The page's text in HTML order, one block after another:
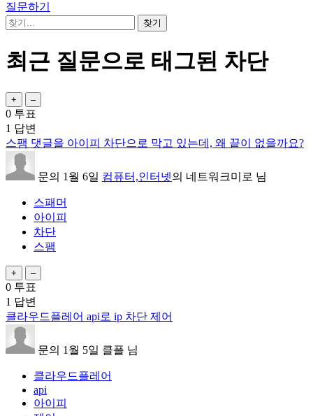
질문하기
최근 질문으로 태그된 차단
0 투표
1 답변
스팸 댓글을 아이피 차단으로 막고 있는데, 왜 끝이 없을까요?
문의 1월 6일 컴퓨터,인터넷의 네트워크미로 님
스패머
아이피
차단
스팸
0 투표
1 답변
클라우드플레어 api로 ip 차단 제어
문의 1월 5일 클플 님
클라우드플레어
api
아이피